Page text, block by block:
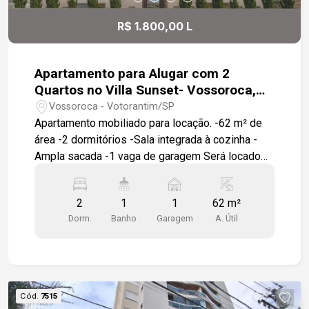
R$ 1.800,00 L
Apartamento para Alugar com 2
Quartos no Villa Sunset- Vossoroca,
Votorantim/SP
Vossoroca - Votorantim/SP
Apartamento mobiliado para locação. -62 m² de
área -2 dormitórios -Sala integrada à cozinha -
Ampla sacada -1 vaga de garagem Será locado
Máquina de lavar roupas -Sofá -Cortinas -
Armários planejados em 1 dormitório, cozinha e
banheiro -Guarda-roupas -1 cama de casal e 1
elétrica Entre em contato para mais informações
ou agende uma visita. Nossa equipe está à
2
Dorm.
1
Banho
1
Garagem
62 m²
A. Útil
Cód. 7515